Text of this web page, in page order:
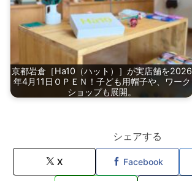
京都岩倉［Ha10（ハット）］が実店舗を2026
年4月11日ＯＰＥＮ！子ども用帽子や、ワーク
ショップも展開。
シェアする
X Facebook